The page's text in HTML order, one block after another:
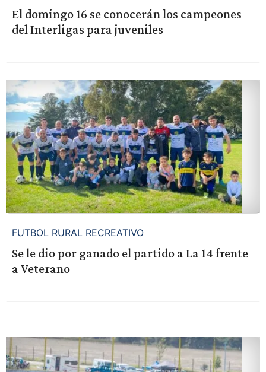
El domingo 16 se conocerán los campeones
del Interligas para juveniles
FUTBOL RURAL RECREATIVO
Se le dio por ganado el partido a La 14 frente
a Veterano